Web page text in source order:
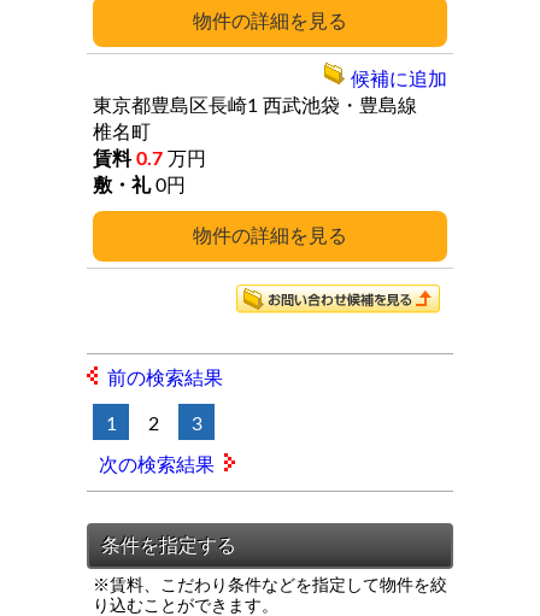
詳細
詳細
東京都豊島区長崎1 西武池袋・豊島線
椎名町
0.7 万円
0円
候補に追加
前の検索結果
1 2 3
次の検索結果
※賃料、こだわり条件などを指定して物件を絞
り込むことができます。